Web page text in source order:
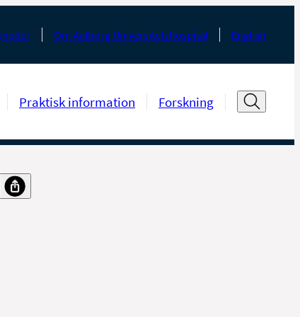
Om Aalborg Universitetshospital English
Praktisk information Forskning